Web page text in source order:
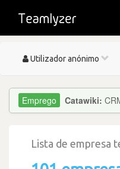
Toggle
Utilizador anónimo
Catawiki:
Lista de empresa